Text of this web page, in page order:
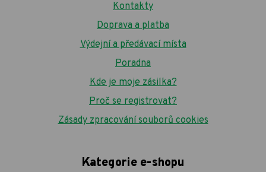
Kontakty
Doprava a platba
Výdejní a předávací místa
Poradna
Kde je moje zásilka?
Proč se registrovat?
Zásady zpracování souborů cookies
Kategorie e-shopu